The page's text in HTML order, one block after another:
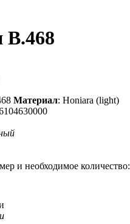
Материал: Honiara (light)
и необходимое количество: